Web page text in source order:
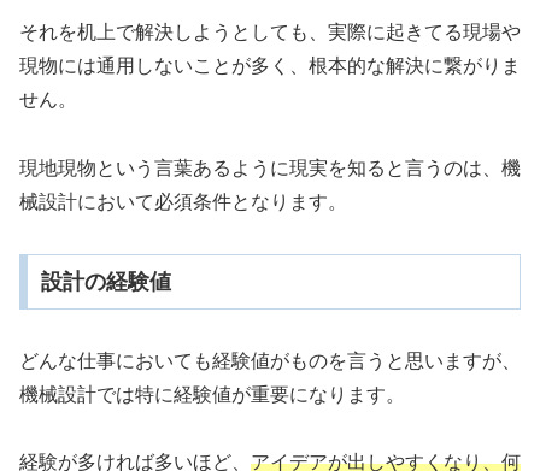
それを机上で解決しようとしても、実際に起きてる現場や
現物には通用しないことが多く、根本的な解決に繋がりま
せん。
現地現物という言葉あるように現実を知ると言うのは、機
械設計において必須条件となります。
設計の経験値
どんな仕事においても経験値がものを言うと思いますが、
機械設計では特に経験値が重要になります。
経験が多ければ多いほど、 アイデアが出しやすくなり、何